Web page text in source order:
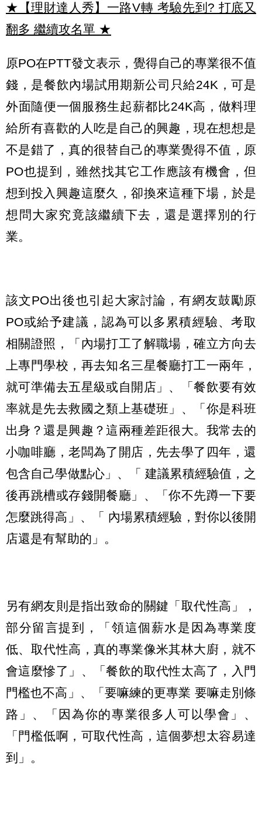
★【理財達人秀】一路V轉 考驗先到? 打底又
翻多 繼續攻名單 ★
原PO在PTT發文表示，覺得自己的專業很不值
錢，是餐飲內場試用期新公司只給24K，可是
外面隨便一個服務生起薪都比24K高，做料理
給所有喜歡的人吃是自己的興趣，現在想想是
不是錯了，真的很替自己的專業覺得不值，原
PO也提到，雖然找其它工作應該有機會，但
想到投入興趣這麼久，卻換來這種下場，於是
想問大家究竟該繼續下去，還是選擇別的行
業。
該文PO出後也引起大家討論，有網友鼓勵原
PO或給予建議，認為可以多累積經驗、考取
相關證照，「內場打工了解職場，確立方向去
上專門學校，再去知名三星餐廳打工一兩年，
就可準備去五星級或自開店」、「餐飲要有效
率就是先去救國之類上基礎班」、「你是科班
出身？還是興趣？這兩種差距很大。我常去的
小咖啡廳，老闆為了開店，先去學了四年，還
包含自己學做點心」、「 建議累積經驗值，之
後再跳槽或存錢開餐廳」、「你不先蹲一下要
怎麼跳得高」、「 內場累積經驗，對你以後開
店還是有幫助的」。
另有網友則是指出致命的關鍵「取代性高」，
部分留言提到，「領這個薪水是因為專業度
低、取代性高，真的專業像米其林大廚，就不
會這麼慘了」、「餐飲的取代性太高了，入門
門檻也不高」、「要嘛練的更專業 要嘛走別條
路」、「因為你的專業很多人可以學會」、
「門檻低啊，可取代性高，這個夢想太容易達
到」。